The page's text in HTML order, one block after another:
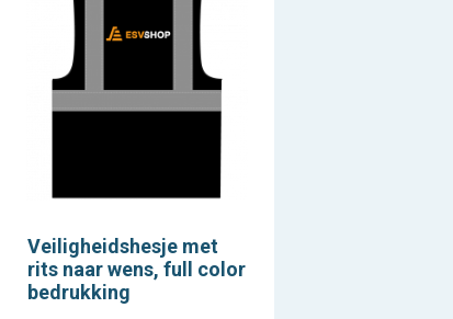
Veiligheidshesje met
rits naar wens, full color
bedrukking